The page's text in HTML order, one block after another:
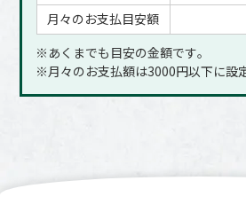
月々のお支払目安額
※あくまでも目安の金額です｡
※月々のお支払額は3000円以下に設